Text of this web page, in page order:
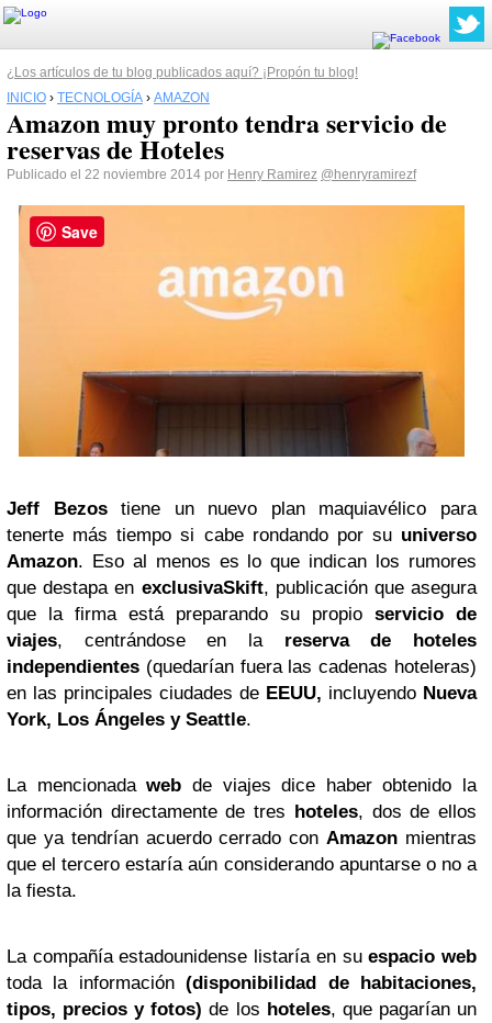
¿Los artículos de tu blog publicados aquí? ¡Propón tu blog!
INICIO › TECNOLOGÍA › AMAZON
Amazon muy pronto tendra servicio de
reservas de Hoteles
Publicado el 22 noviembre 2014 por Henry Ramirez @henryramirezf
Jeff Bezostiene un nuevo plan maquiavélico para
tenerte más tiempo si cabe rondando por su universo
Amazon. Eso al menos es lo que indican los rumores
que destapa en exclusivaSkift, publicación que asegura
que la firma está preparando su propio servicio de
viajes, centrándose en la reserva de hoteles
independientes (quedarían fuera las cadenas hoteleras)
en las principales ciudades de EEUU, incluyendo Nueva
York, Los Ángeles y Seattle.
La mencionadaweb de viajes dice haber obtenido la
información directamente de tres hoteles, dos de ellos
que ya tendrían acuerdo cerrado con Amazon mientras
que el tercero estaría aún considerando apuntarse o no a
la fiesta.
La compañía estadounidense listaría en suespacio web
toda la información(disponibilidad de habitaciones,
tipos, precios y fotos) de los hoteles, que pagarían un
Save